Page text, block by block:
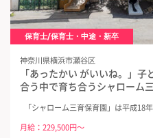
保育士/保育士・中途・新卒
神奈川県横浜市瀬谷区
「あったかい がいいね。」
合う中で育ち合うシャローム
「シャローム三育保育園」は平成18
月給：229,500円～